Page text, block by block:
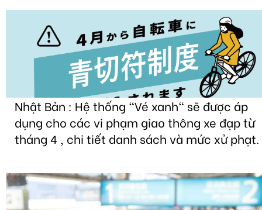
Nhật Bản : Hệ thống "Vé xanh" sẽ được áp
dụng cho các vi phạm giao thông xe đạp từ
tháng 4 , chi tiết danh sách và mức xử phạt.